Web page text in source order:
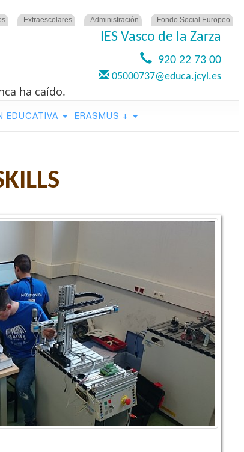
Extraescolares Administración Fondo Social Europeo
IES Vasco de la Zarza
920 22 73 00
05000737@educa.jcyl.es
ha caído.
EDUCATIVA ERASMUS +